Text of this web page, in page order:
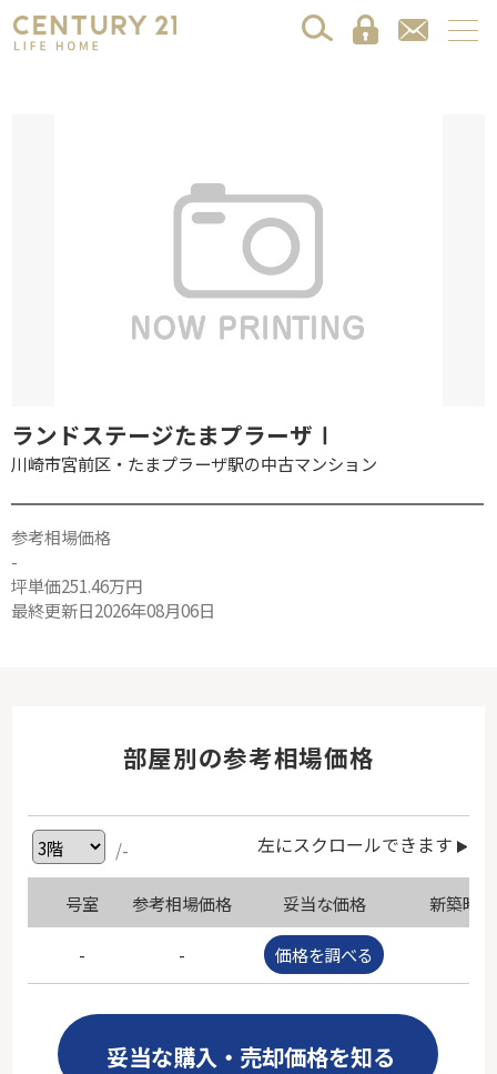
ランドステージたまプラーザⅠ
川崎市宮前区・たまプラーザ駅の中古マンション
参考相場価格
-
坪単価251.46万円
最終更新日2026年08月06日
部屋別の参考相場価格
/- 左にスクロールできます
号室 参考相場価格 妥当な価格 新築時
- - 価格を調べる
妥当な購入・売却価格を知る